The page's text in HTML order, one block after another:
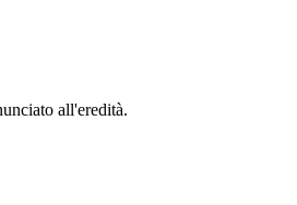
all'eredità.